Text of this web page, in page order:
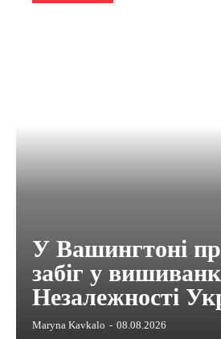
У Вашингтоні
забіг у
Незалежності
Maryna Kavkalo - 08.08.2026